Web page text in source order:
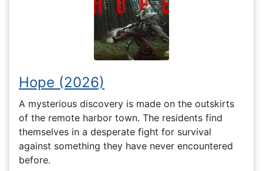
Hope (2026)
A mysterious discovery is made on the outskirts
of the remote harbor town. The residents find
themselves in a desperate fight for survival
against something they have never encountered
before.